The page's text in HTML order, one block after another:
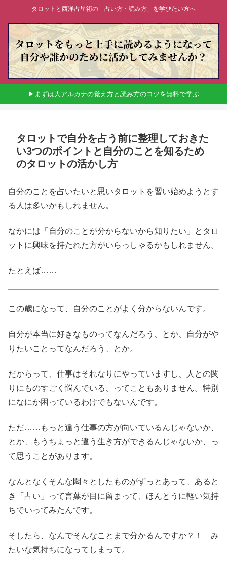
タロットと西洋占星術の「占い方・読み方」を学びたい方へ
▶まずは大アルカナの覚え方と読み方のコツを無料で学ぶ
タロットで自分を占う前に整理しておきた
い3つのポイントと自分のことを知るため
のタロットの活かし方
自分のことを占いたいと思いタロットを習い始めようとす
る人は多いかもしれません。
なかには「自分のことが分からないから知りたい」とタロ
ットに興味を持たれた方がいらっしゃるかもしれません。
たとえば……
この歳になって、自分のことがよく分からないんです。
自分が本当に好きなものってなんだろう、とか、自分がや
りたいことってなんだろう、とか。
だからって、仕事はそれなりにやっていますし、人との関
りにものすごく悩んでいる、ってこともありません。特別
になにか困っているわけでもないんです。
ただ……もっと違う仕事の方が向いているんじゃないか、
とか、もうちょっと違う生き方ができるんじゃないか、っ
て思うことがあります。
なんとなくそんな悶々としたものがずっとあって、あると
き「占い」って言葉が目に留まって、ほんとうに軽い気持
ちでいってみたんです。
そしたら、なんでそんなことまで分かるんですか？！ み
たいな気持ちになってしまって。